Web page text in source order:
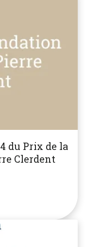
du Prix de la
Clerdent